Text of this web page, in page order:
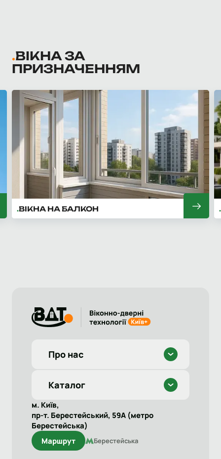
ВІКНА ЗА
ПРИЗНАЧЕННЯМ
ВІКНА ДЛЯ БУДИНКУ
Про нас
Каталог
м. Київ,
пр-т. Берестейський, 59А (метро
Берестейська)
Маршрут
Берестейська